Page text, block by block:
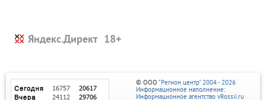
Яндекс.Директ
© ООО "Регион центр" 2004 - 2026
Информационное наполнение:
Информационное агентство vRossii.ru